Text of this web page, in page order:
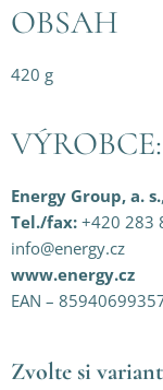
OBSAH
420 g
VÝROBCE:
Energy Group, a. s.
Tel./fax: +420 283
info@energy.cz
www.energy.cz
EAN –
Zvolte si